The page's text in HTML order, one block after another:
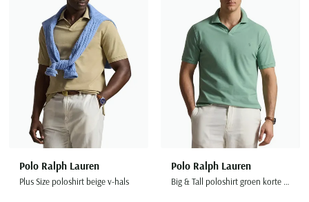
Polo Ralph Lauren
Plus Size poloshirt beige v-hals
Polo Ralph Lauren
Big & Tall poloshirt groen korte mouw